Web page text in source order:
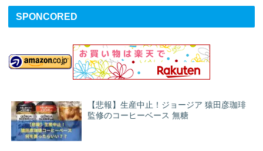
SPONCORED
【悲報】生産中止！ジョージア 猿田彦珈琲
監修のコーヒーベース 無糖